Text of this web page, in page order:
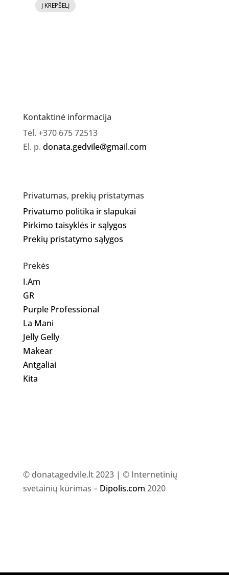
produkto
Į KREPŠELĮ
Kontaktinė informacija
Tel. +370 675 72513
El. p. donata.gedvile@gmail.com
Privatumas, prekių pristatymas
Privatumo politika ir slapukai
Pirkimo taisyklės ir sąlygos
Prekių pristatymo sąlygos
Prekės
I.Am
GR
Purple Professional
La Mani
Jelly Gelly
Makear
Antgaliai
Kita
© donatagedvile.lt 2023 | © Internetinių
svetainių kūrimas – Dipolis.com 2020